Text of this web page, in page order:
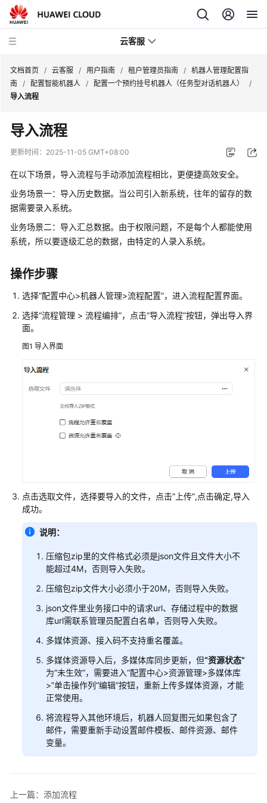
云客服
品
介
绍
快
速
入
门
用
指
南
控
台
作
指
指
南
认
您
的
租
配
置
员
工
中
心
启
用
人
文档首页 / 云客服 / 用户指南 / 租户管理员指南 / 机器人管理配置指
南 / 配置智能机器人 / 配置一个预约挂号机器人（任务型对话机器人）
/
导入流程
导入流程
更新时间： 2025-11-05 GMT+08:00
在以下场景，导入流程与手动添加流程相比，更便捷高效安全。
业务场景一：导入历史数据。当公司引入新系统，往年的留存的数
据需要录入系统。
业务场景二：导入汇总数据。由于权限问题，不是每个人都能使用
系统，所以要逐级汇总的数据，由特定的人录入系统。
操作步骤
选择“配置中心>机器人管理>流程配置”，进入流程配置界面。
选择“流程管理 > 流程编排”，点击“导入流程”按钮，弹出导入界
面。
图1 导入界面
点击选取文件，选择要导入的文件，点击“上传”,点击确定,导入
成功。
说明：
压缩包zip里的文件格式必须是json文件且文件大小不
能超过4M，否则导入失败。
压缩包zip文件大小必须小于20M，否则导入失败。
json文件里业务接口中的请求url、存储过程中的数据
库url需联系管理员配置白名单，否则导入失败。
多媒体资源、接入码不支持重名覆盖。
多媒体资源导入后，多媒体库同步更新，但“资源状态”
为“未生效”，需要进入“配置中心>资源管理>多媒体库
>”单击操作列“编辑”按钮，重新上传多媒体资源，才能
正常使用。
将流程导入其他环境后，机器人回复图元如果包含了
邮件，需要重新手动设置邮件模板、邮件资源、邮件
变量。
上一篇：添加流程